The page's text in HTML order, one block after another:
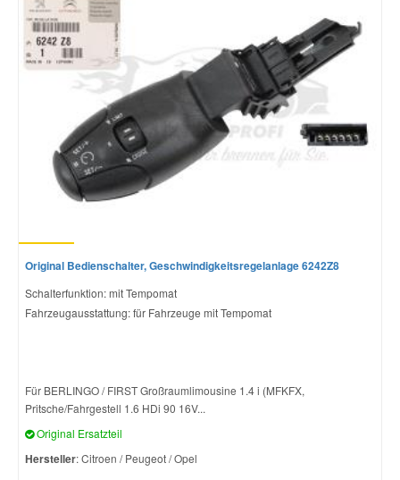
Original Bedienschalter, Geschwindigkeitsregelanlage 6242Z8
Schalterfunktion: mit Tempomat
Fahrzeugausstattung: für Fahrzeuge mit Tempomat
Für BERLINGO / FIRST Großraumlimousine 1.4 i (MFKFX,
Pritsche/Fahrgestell 1.6 HDi 90 16V...
Original Ersatzteil
Hersteller: Citroen / Peugeot / Opel